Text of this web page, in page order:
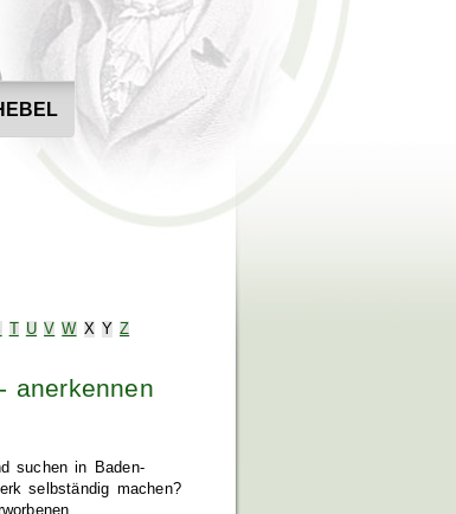
U V W X Y Z
anerkennen
suchen in Baden-
selbständig machen?